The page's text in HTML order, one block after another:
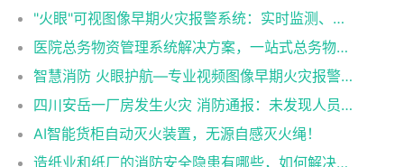
"火眼"可视图像早期火灾报警系统：实时监测、智能预警，为您的安全保驾护航！
医院总务物资管理系统解决方案，一站式总务物资管理神器！
智慧消防 火眼护航—专业视频图像早期火灾报警系统
四川安岳一厂房发生火灾 消防通报：未发现人员伤亡（火眼可视图像早期火灾报警系统）
AI智能货柜自动灭火装置，无源自感灭火绳！
造纸业和纸厂的消防安全隐患有哪些，如何解决（火眼可视图像早期火灾报警系统解决造纸业和纸厂的消防隐患）